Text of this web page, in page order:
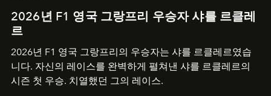
2026년 F1 영국 그랑프리 우승자 샤를 르클레
르
2026년 F1 영국 그랑프리의 우승자는 샤를 르클레르였습
니다. 자신의 레이스를 완벽하게 펼쳐낸 샤를 르클레르의
시즌 첫 우승. 치열했던 그의 레이스.